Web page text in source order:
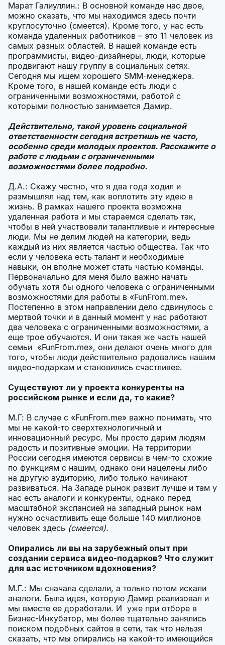
Марат Галиуллин.: В основной команде нас двое,
можно сказать, что мы находимся здесь почти
круглосуточно (смеется). Кроме того, у нас есть
команда удаленных работников – это 11 человек из
самых разных областей. В нашей команде есть
программисты, видео-дизайнеры, люди, которые
продвигают нашу группу в социальных сетях.
Сегодня мы ищем хорошего SMM-менеджера.
Кроме того, в нашей команде есть люди с
ограниченными возможностями, работой с
которыми полностью занимается Дамир.
Действительно, такой уровень социальной
ответственности сегодня встретишь не часто,
особенно среди молодых проектов. Расскажите о
работе с людьми с ограниченными
возможностями более подробно.
Д.А.: Скажу честно, что я два года ходил и
размышлял над тем, как воплотить эту идею в
жизнь. В рамках нашего проекта возможна
удаленная работа и мы стараемся сделать так,
чтобы в ней участвовали талантливые и интересные
люди. Мы не делим людей на категории, ведь
каждый из них является частью общества. Так что
если у человека есть талант и необходимые
навыки, он вполне может стать частью команды.
Первоначально для меня было важно начать
обучать хотя бы одного человека с ограниченными
возможностями для работы в «FunFrom.me».
Постепенно в этом направлении дело сдвинулось с
мертвой точки и в данный момент у нас работают
два человека с ограниченными возможностями, а
еще трое обучаются. И они такая же часть нашей
семьи «FunFrom.me», они делают очень много для
того, чтобы люди действительно радовались нашим
видео-подаркам и становились счастливее.
Существуют ли у проекта конкуренты на
российском рынке и если да, то какие?
М.Г: В случае с «FunFrom.me» важно понимать, что
мы не какой-то сверхтехнологичный и
инновационный ресурс. Мы просто дарим людям
радость и позитивные эмоции. На территории
России сегодня имеются сервисы в чем-то схожие
по функциям с нашим, однако они нацелены либо
на другую аудиторию, либо только начинают
развиваться. На Западе рынок развит лучше и там у
нас есть аналоги и конкуренты, однако перед
масштабной экспансией на западный рынок нам
нужно осчастливить еще больше 140 миллионов
человек здесь (смеется).
Опирались ли вы на зарубежный опыт при
создании сервиса видео-подарков? Что служит
для вас источником вдохновения?
М.Г.: Мы сначала сделали, а только потом искали
аналоги. Была идея, которую Дамир реализовал и
мы вместе ее доработали. И уже при отборе в
Бизнес-Инкубатор, мы более тщательно занялись
поиском подобных сайтов в сети, так что нельзя
сказать, что мы опирались на какой-то имеющийся